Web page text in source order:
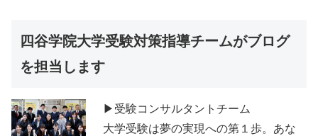
四谷学院大学受験対策指導チームがブログ
を担当します
▶受験コンサルタントチーム
大学受験は夢の実現への第１歩。あな